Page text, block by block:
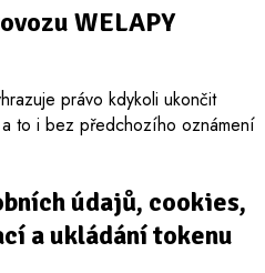
WELAPY
právo kdykoli ukončit
to i bez předchozího oznámení
údajů, cookies,
a ukládání tokenu